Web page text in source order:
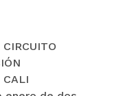
CALI